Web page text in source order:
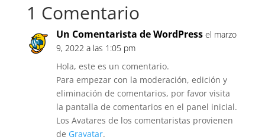
1 Comentario
Un Comentarista de WordPress el marzo
9, 2022 a las 1:05 pm
Hola, este es un comentario.
Para empezar con la moderación, edición y
eliminación de comentarios, por favor visita
la pantalla de comentarios en el panel inicial.
Los Avatares de los comentaristas provienen
de Gravatar.